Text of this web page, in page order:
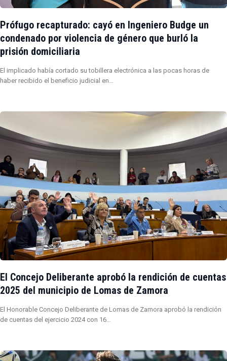
Prófugo recapturado: cayó en Ingeniero Budge un
condenado por violencia de género que burló la
prisión domiciliaria
El implicado había cortado su tobillera electrónica a las pocas horas de
haber recibido el beneficio judicial en…
El Concejo Deliberante aprobó la rendición de cuentas
2025 del municipio de Lomas de Zamora
El Honorable Concejo Deliberante de Lomas de Zamora aprobó la rendición
de cuentas del ejercicio 2024 con 16…